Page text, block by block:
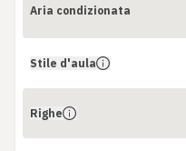
Aria condizionata
Stile d'aula
Righe